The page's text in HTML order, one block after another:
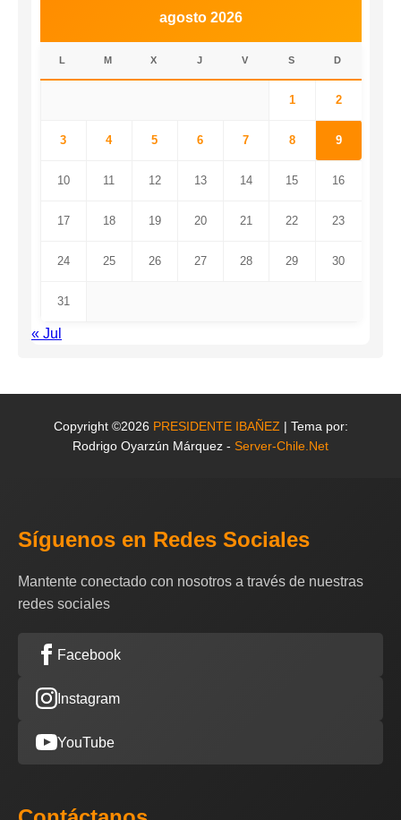
agosto 2026
L M X J V S D
1 2
3 4 5 6 7 8 9
10 11 12 13 14 15 16
17 18 19 20 21 22 23
24 25 26 27 28 29 30
31
« Jul
Copyright ©2026 PRESIDENTE IBAÑEZ | Tema por:
Rodrigo Oyarzún Márquez - Server-Chile.Net
Síguenos en Redes Sociales
Mantente conectado con nosotros a través de nuestras
redes sociales
Facebook
Instagram
YouTube